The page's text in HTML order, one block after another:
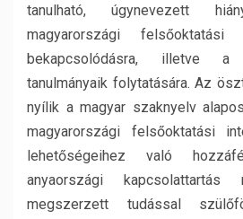
tanulható, úgynevezett
magyarországi
bekapcsolódásra, illetve
tanulmányaik folytatására. Az
nyílik a magyar szaknyelv
magyarországi felsőoktatási
lehetőségeihez való
anyaországi kapcsolattartás
megszerzett tudással